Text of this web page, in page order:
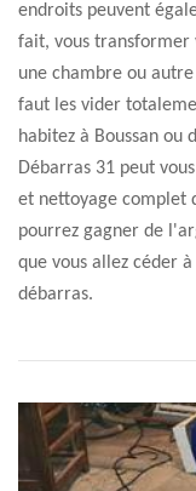
endroits peuvent
fait, vous transformer
une chambre ou
faut les vider
habitez à Boussan ou
Débarras 31 peut
et nettoyage complet
pourrez gagner de
que vous allez céder
débarras.